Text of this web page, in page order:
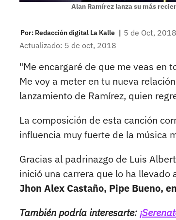
Alan Ramírez lanza su más
Por: Redacción digital La Kalle | 5 de Oct, 2018
Actualizado: 5 de oct, 2018
"Me encargaré de que me veas en
Me voy a meter en tu nueva
lanzamiento de Ramírez, quien
La composición de esta canción
influencia muy fuerte de la música
Gracias al padrinazgo de Luis
inició una carrera que lo ha llevado
Jhon Alex Castaño, Pipe Bueno,
También podría interesarte: